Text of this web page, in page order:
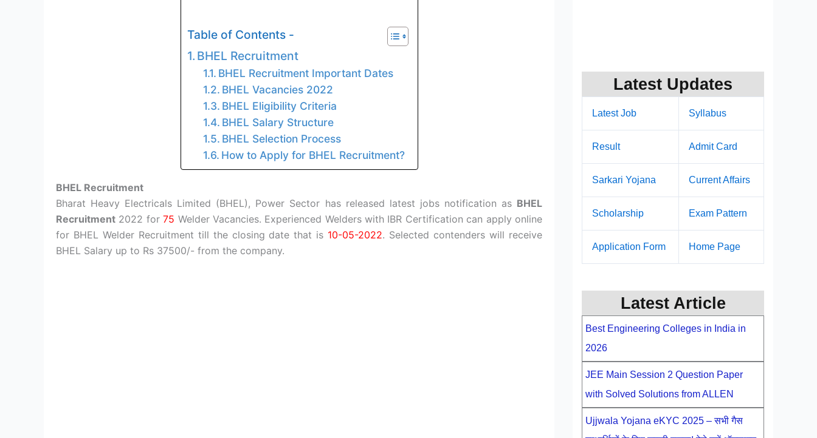
Table of Contents -
BHEL Recruitment
BHEL Recruitment Important Dates
BHEL Vacancies 2022
BHEL Eligibility Criteria
BHEL Salary Structure
BHEL Selection Process
How to Apply for BHEL Recruitment?
BHEL Recruitment
Bharat Heavy Electricals Limited (BHEL), Power Sector has released latest jobs notification as BHEL
Recruitment 2022 for75 Welder Vacancies. Experienced Welders with IBR Certification can apply online
for BHEL Welder Recruitment till the closing date that is 10-05-2022. Selected contenders will receive
BHEL Salary up to Rs 37500/- from the company.
Latest Updates
Latest Job Syllabus
Result Admit Card
Sarkari Yojana Current Affairs
Scholarship Exam Pattern
Application Form Home Page
Latest Article
Best Engineering Colleges in India in
2026
JEE Main Session 2 Question Paper
with Solved Solutions from ALLEN
Ujjwala Yojana eKYC 2025 – सभी गैस